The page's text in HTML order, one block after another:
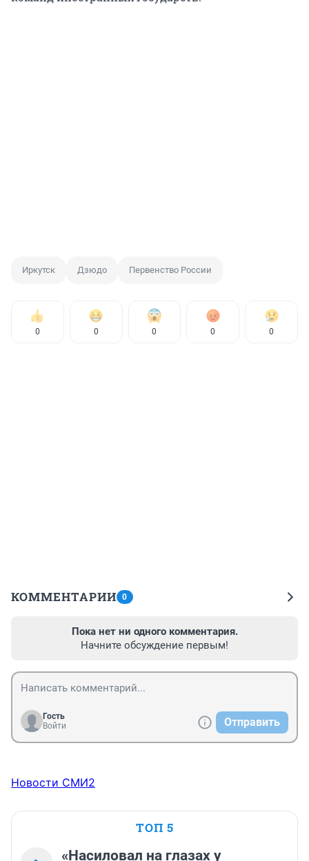
Иркутск Дзюдо Первенство России
0 0 0 0 0
КОММЕНТАРИИ 0
Пока нет ни одного комментария.
Начните обсуждение первым!
Гость
Войти
Отправить
Новости СМИ2
ТОП 5
«Насиловал на глазах у